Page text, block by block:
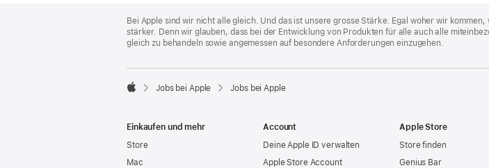
Footer
Bei Apple sind wir nicht alle gleich. Und das ist unsere grosse Stärke. Egal woher wir
stärker. Denn wir glauben, dass bei der Entwicklung von Produkten für alle auch alle
gleich zu behandeln sowie angemessen auf besondere Anforderungen einzugehen.

Jobs bei Apple Jobs bei Apple
Einkaufen und mehr
Store
Mac
Account
Deine Apple ID verwalten
Apple Store Account
Apple Store
Store finden
Genius Bar